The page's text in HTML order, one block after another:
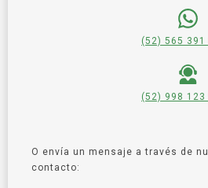
(52) 565 391
(52) 998 123
O envía un mensaje a través de
contacto: